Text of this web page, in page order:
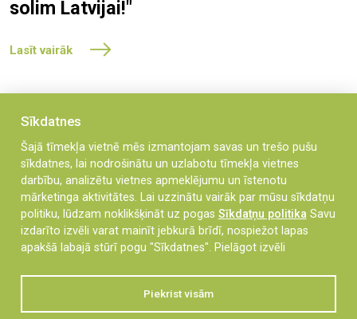
solim Latvijai!"
Lasīt vairāk
Sīkdatnes
Šajā tīmekļa vietnē mēs izmantojam savas un trešo pušu
sīkdatnes, lai nodrošinātu un uzlabotu tīmekļa vietnes
darbību, analizētu vietnes apmeklējumu un īstenotu
mārketinga aktivitātes. Lai uzzinātu vairāk par mūsu sīkdatņu
politiku, lūdzam noklikšķināt uz pogas Sīkdatņu politikaSavu
izdarīto izvēli varat mainīt jebkurā brīdī, nospiežot lapas
apakšā labajā stūrī pogu "Sīkdatnes". Pielāgot izvēli
Piekrist visām